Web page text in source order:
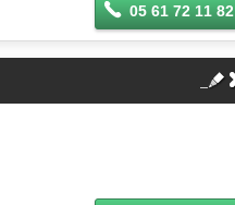
05 61 72 11 82